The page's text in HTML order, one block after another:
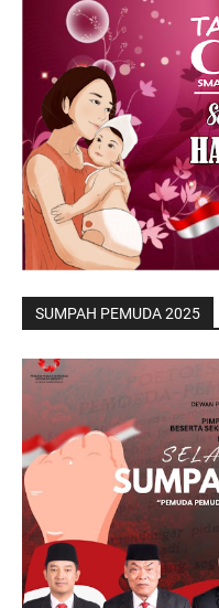
SUMPAH PEMUDA 2025